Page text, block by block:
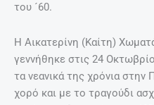
του ´60.
Η Αικατερίνη (Καίτη)
γεννήθηκε στις 24
τα νεανικά της χρόνια
χορό και με το τραγούδι